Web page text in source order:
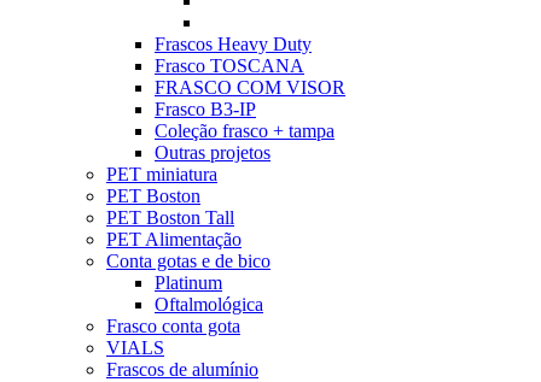
Frascos Heavy Duty
Frasco TOSCANA
FRASCO COM VISOR
Frasco B3-IP
Coleção frasco + tampa
Outras projetos
PET miniatura
PET Boston
PET Boston Tall
PET Alimentação
Conta gotas e de bico
Platinum
Oftalmológica
Frasco conta gota
VIALS
Frascos de alumínio